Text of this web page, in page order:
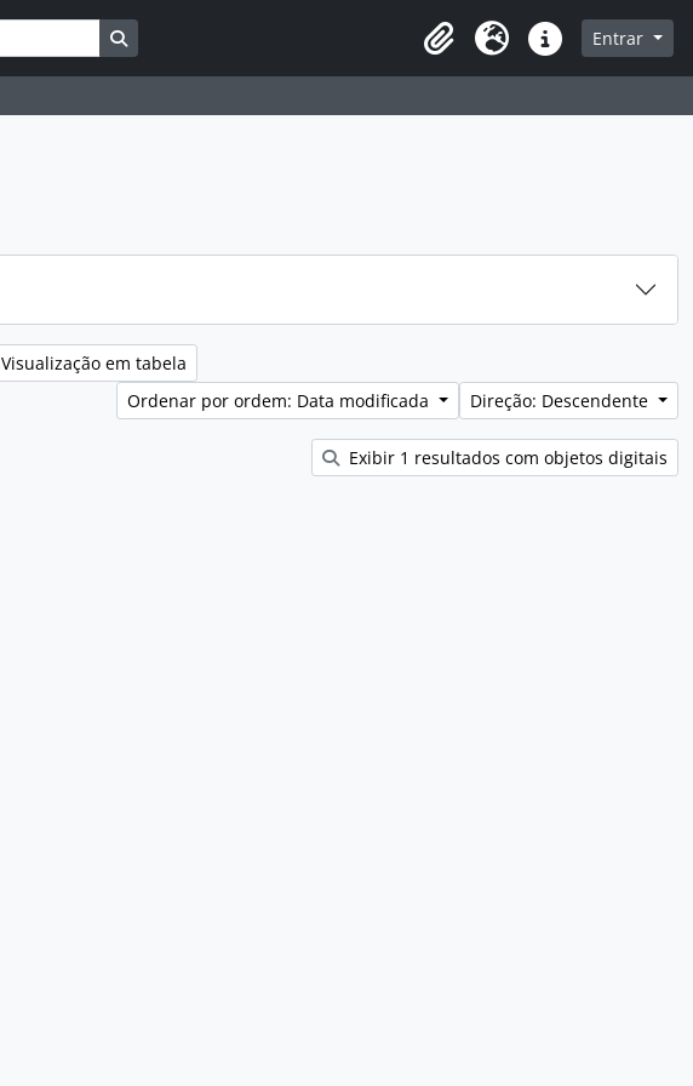
Busque na página de navegação
Idioma Ligações rápidas
Entrar
Visualização em tabela
Ordenar por ordem: Data modificada
Direção: Descendente
Exibir 1 resultados com objetos digitais